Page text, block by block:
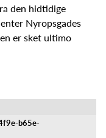
den hidtidige
Nyropsgades
er sket ultimo
b65e-